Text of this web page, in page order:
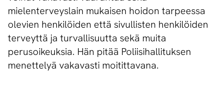
mielenterveyslain mukaisen hoidon tarpeessa
olevien henkilöiden että sivullisten henkilöiden
terveyttä ja turvallisuutta sekä muita
perusoikeuksia. Hän pitää Poliisihallituksen
menettelyä vakavasti moitittavana.